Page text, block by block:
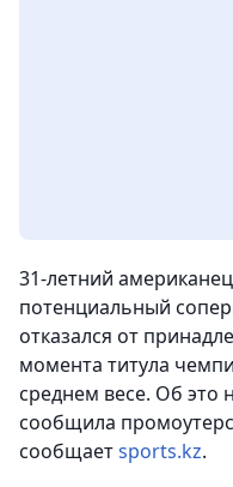
31-летний
потенциальный
отказался от
момента титула
среднем весе. Об это
сообщила
сообщаетsports.kz.